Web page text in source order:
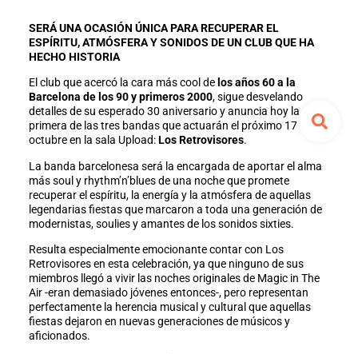
SERÁ UNA OCASIÓN ÚNICA PARA RECUPERAR EL
ESPÍRITU, ATMÓSFERA Y SONIDOS DE UN CLUB QUE HA
HECHO HISTORIA
El club que acercó la cara más cool de los años 60 a la
Barcelona de los 90 y primeros 2000, sigue desvelando
detalles de su esperado 30 aniversario y anuncia hoy la
primera de las tres bandas que actuarán el próximo 17 de
octubre en la sala Upload: Los Retrovisores.
La banda barcelonesa será la encargada de aportar el alma
más soul y rhythm’n’blues de una noche que promete
recuperar el espíritu, la energía y la atmósfera de aquellas
legendarias fiestas que marcaron a toda una generación de
modernistas, soulies y amantes de los sonidos sixties.
Resulta especialmente emocionante contar con Los
Retrovisores en esta celebración, ya que ninguno de sus
miembros llegó a vivir las noches originales de Magic in The
Air -eran demasiado jóvenes entonces-, pero representan
perfectamente la herencia musical y cultural que aquellas
fiestas dejaron en nuevas generaciones de músicos y
aficionados.